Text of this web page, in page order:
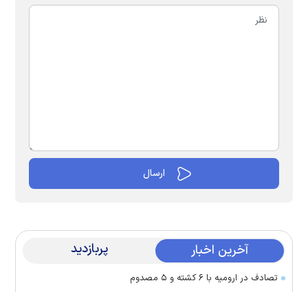
آخرین اخبار پربازدید
تصادف در ارومیه با ۶ کشته و ۵ مصدوم